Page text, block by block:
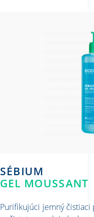
SÉBIUM
GEL MOUSSANT
Purifikujúci jemný